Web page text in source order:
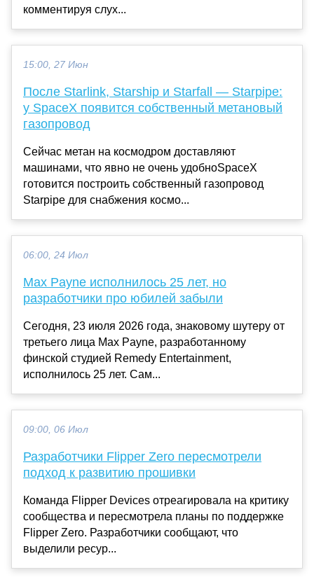
комментируя слух...
15:00, 27 Июн
После Starlink, Starship и Starfall — Starpipe:
у SpaceX появится собственный метановый
газопровод
Сейчас метан на космодром доставляют
машинами, что явно не очень удобноSpaceX
готовится построить собственный газопровод
Starpipe для снабжения космо...
06:00, 24 Июл
Max Payne исполнилось 25 лет, но
разработчики про юбилей забыли
Сегодня, 23 июля 2026 года, знаковому шутеру от
третьего лица Max Payne, разработанному
финской студией Remedy Entertainment,
исполнилось 25 лет. Сам...
09:00, 06 Июл
Разработчики Flipper Zero пересмотрели
подход к развитию прошивки
Команда Flipper Devices отреагировала на критику
сообщества и пересмотрела планы по поддержке
Flipper Zero. Разработчики сообщают, что
выделили ресур...